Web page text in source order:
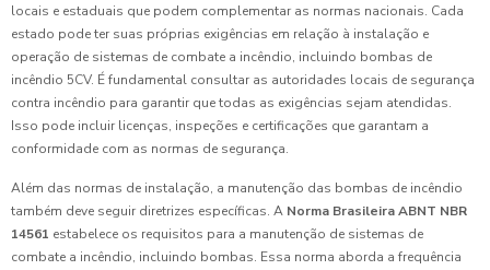
locais e estaduais que podem complementar as normas nacionais. Cada
estado pode ter suas próprias exigências em relação à instalação e
operação de sistemas de combate a incêndio, incluindo bombas de
incêndio 5CV. É fundamental consultar as autoridades locais de segurança
contra incêndio para garantir que todas as exigências sejam atendidas.
Isso pode incluir licenças, inspeções e certificações que garantam a
conformidade com as normas de segurança.
Além das normas de instalação, a manutenção das bombas de incêndio
também deve seguir diretrizes específicas. A Norma Brasileira ABNT NBR
14561 estabelece os requisitos para a manutenção de sistemas de
combate a incêndio, incluindo bombas. Essa norma aborda a frequência